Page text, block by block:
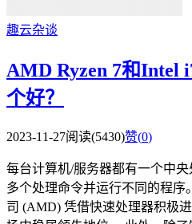
趣云杂谈
AMD Ryzen 7和Intel
个好？
2023-11-27阅读(5430)赞(0)
每台计算机/服务器都有一个中
多个处理命令并运行不同的程
司 (AMD) 凭借快速处理器积极